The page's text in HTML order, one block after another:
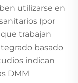
utilizarse en
(por
trabajan
basado
indican
DMM